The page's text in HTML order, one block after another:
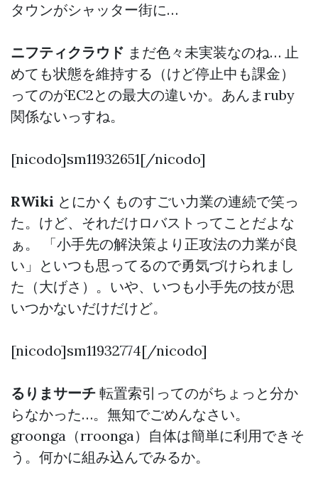
タウンがシャッター街に…
ニフティクラウド まだ色々未実装なのね… 止
めても状態を維持する（けど停止中も課金）
ってのがEC2との最大の違いか。あんまruby
関係ないっすね。
[nicodo]sm11932651[/nicodo]
RWiki とにかくものすごい力業の連続で笑っ
た。けど、それだけロバストってことだよな
ぁ。 「小手先の解決策より正攻法の力業が良
い」といつも思ってるので勇気づけられまし
た（大げさ）。いや、いつも小手先の技が思
いつかないだけだけど。
[nicodo]sm11932774[/nicodo]
るりまサーチ 転置索引ってのがちょっと分か
らなかった…。無知でごめんなさい。
groonga（rroonga）自体は簡単に利用できそ
う。何かに組み込んでみるか。